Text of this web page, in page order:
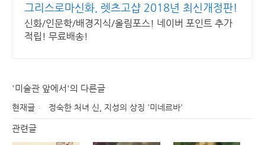
그리스로마신화, 렛츠고샵 2018년 최신개정판!
신화/인문학/배경지식/올림포스! 네이버 포인트 추가
적립! 무료배송!
'미술관 앞에서'의 다른글
현재글 정숙한 처녀 신, 지성의 상징 '미네르바'
관련글